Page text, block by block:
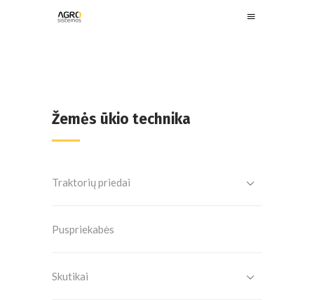
Žemės ūkio technika
Traktorių priedai
Puspriekabės
Skutikai